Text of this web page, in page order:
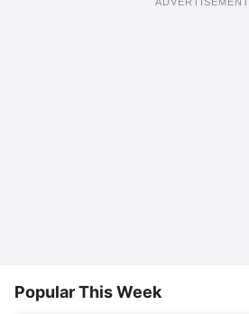
ADVERTISEMENT
Popular This Week